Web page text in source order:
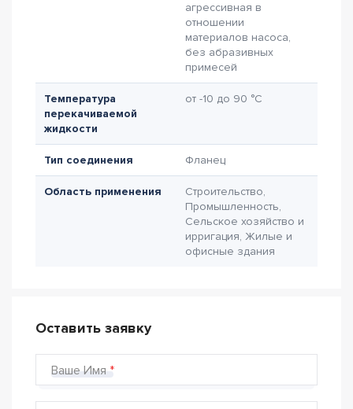
агрессивная в
отношении
материалов насоса,
без абразивных
примесей
Температура
перекачиваемой
жидкости
от -10 до 90 °C
Тип соединения Фланец
Область применения
Строительство,
Промышленность,
Сельское хозяйство и
ирригация, Жилые и
офисные здания
Оставить заявку
Ваше Имя